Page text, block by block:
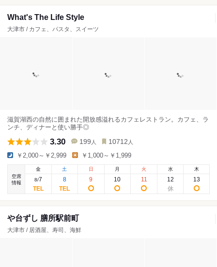
What's The Life Style
大津市 / カフェ、パスタ、スイーツ
滋賀湖西の自然に囲まれた開放感溢れるカフェレストラン。カフェ、ラ
ンチ、ディナーと使い勝手◎
3.30 199 人 10712 人
￥2,000～￥2,999 ￥1,000～￥1,999
空席
情報
金
8/7
土
8
日
9
月
10
火
11
水
12
木
13
や台ずし 膳所駅前町
大津市 / 居酒屋、寿司、海鮮